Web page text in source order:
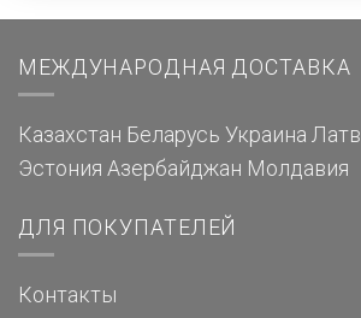
МЕЖДУНАРОДНАЯ ДОСТАВКА
Казахстан Беларусь Украина
Эстония Азербайджан Молдавия
ДЛЯ ПОКУПАТЕЛЕЙ
Контакты